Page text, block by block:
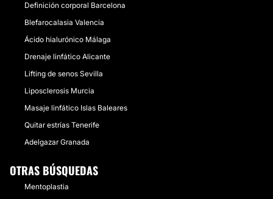
Definición corporal Barcelona
Blefarocalasia Valencia
Ácido hialurónico Málaga
Drenaje linfático Alicante
Lifting de senos Sevilla
Liposclerosis Murcia
Masaje linfático Islas Baleares
Quitar estrías Tenerife
Adelgazar Granada
OTRAS BÚSQUEDAS
Mentoplastia